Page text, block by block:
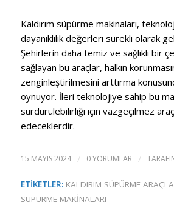
Kaldırım süpürme makinaları,
dayanıklılık değerleri sürekli olarak
Şehirlerin daha temiz ve sağlıklı bir
sağlayan bu araçlar, halkın
zenginleştirilmesini arttırma
oynuyor. İleri teknolojiye sahip bu
sürdürülebilirliği için vazgeçilmez
edeceklerdir.
15 MAYIS 2024 / 0 YORUMLAR /
ETIKETLER: KALDIRIM SÜPÜRME
SÜPÜRME MAKINALARI